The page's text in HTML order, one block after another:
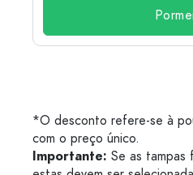
*O desconto refere-se à
com o preço único.
Importante: Se as tampas